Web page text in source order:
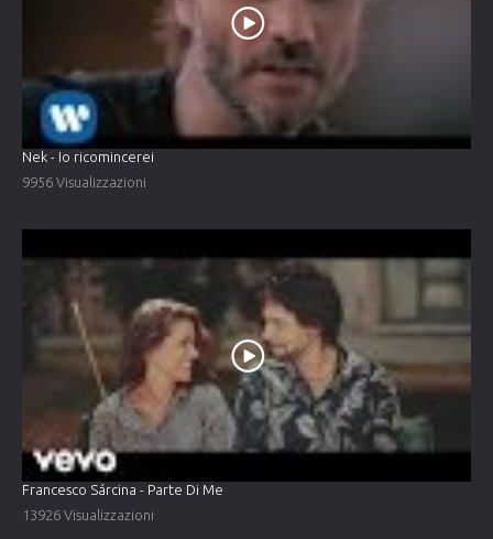
Nek - Io ricomincerei
9956 Visualizzazioni
Francesco Sárcina - Parte Di Me
13926 Visualizzazioni